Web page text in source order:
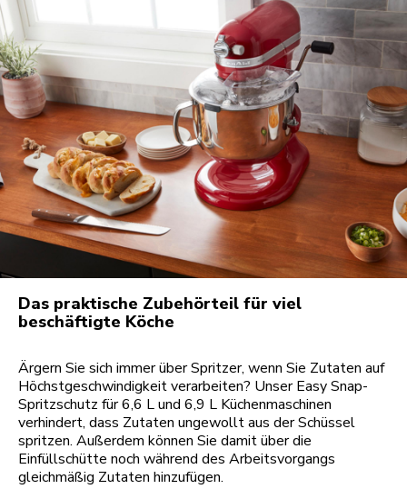
Das praktische Zubehörteil für viel
beschäftigte Köche
Ärgern Sie sich immer über Spritzer, wenn Sie Zutaten auf
Höchstgeschwindigkeit verarbeiten? Unser Easy Snap-
Spritzschutz für 6,6 L und 6,9 L Küchenmaschinen
verhindert, dass Zutaten ungewollt aus der Schüssel
spritzen. Außerdem können Sie damit über die
Einfüllschütte noch während des Arbeitsvorgangs
gleichmäßig Zutaten hinzufügen.